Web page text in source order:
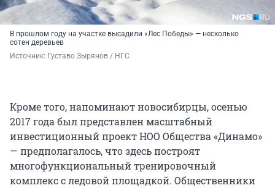
В прошлом году на участке высадили «Лес Победы» — несколько
сотен деревьев
Источник: Густаво Зырянов / НГС
Кроме того, напоминают новосибирцы, осенью
2017 года был представлен масштабный
инвестиционный проект НОО Общества «Динамо»
— предполагалось, что здесь построят
многофункциональный тренировочный
комплекс с ледовой площадкой. Общественники